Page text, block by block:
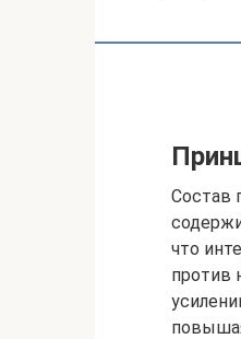
Состав
что
против